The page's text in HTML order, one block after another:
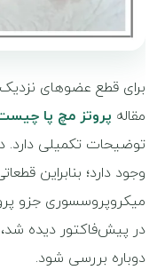
برای قطع عضوهای
مقاله پروتز مچ پا
توضیحات تکمیلی دارد.
وجود دارد؛ بنابراین
میکروپروسسوری جزو
در پیش‌فاکتور دیده
دوباره بررسی شود.